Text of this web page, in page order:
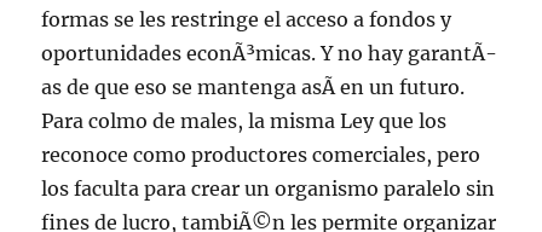
formas se les restringe el acceso a fondos y
oportunidades econÃ³micas. Y no hay garantÃ­
as de que eso se mantenga asÃ­ en un futuro.
Para colmo de males, la misma Ley que los
reconoce como productores comerciales, pero
los faculta para crear un organismo paralelo sin
fines de lucro, tambiÃ©n les permite organizar